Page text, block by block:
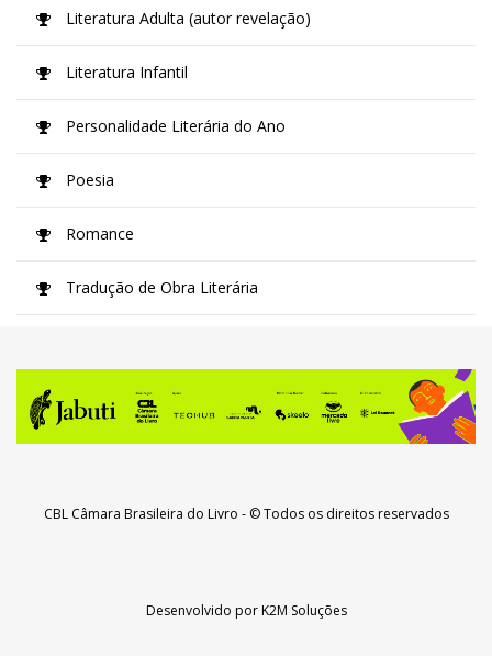
Literatura Adulta (autor revelação)
Literatura Infantil
Personalidade Literária do Ano
Poesia
Romance
Tradução de Obra Literária
CBL Câmara Brasileira do Livro - © Todos os direitos reservados
Desenvolvido porK2M Soluções